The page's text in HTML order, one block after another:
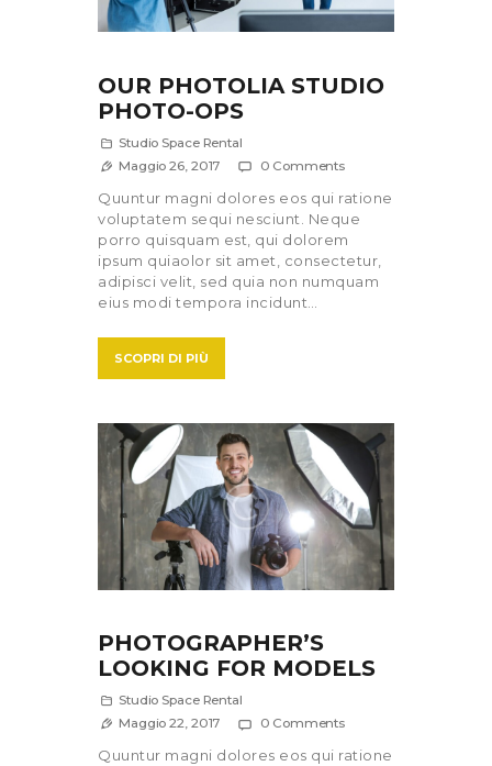
OUR PHOTOLIA STUDIO
PHOTO-OPS
Studio Space Rental
Maggio 26, 2017
0 Comments
Quuntur magni dolores eos qui ratione
voluptatem sequi nesciunt. Neque
porro quisquam est, qui dolorem
ipsum quiaolor sit amet, consectetur,
adipisci velit, sed quia non numquam
eius modi tempora incidunt…
SCOPRI DI PIÙ
PHOTOGRAPHER’S
LOOKING FOR MODELS
Studio Space Rental
Maggio 22, 2017
0 Comments
Quuntur magni dolores eos qui ratione